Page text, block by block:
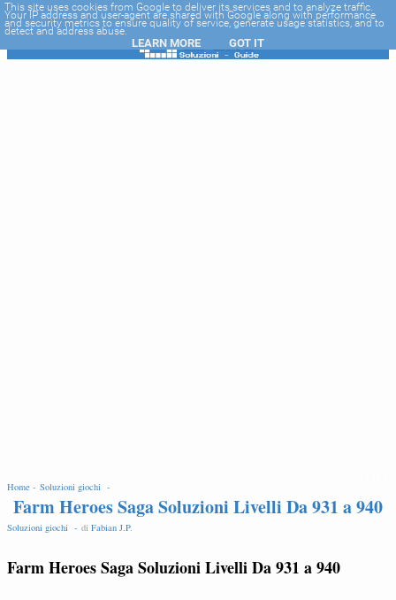
-->
Home - Soluzioni giochi -
Farm Heroes Saga Soluzioni Livelli Da 931 a 940
Soluzioni giochi - di Fabian J.P.
Farm Heroes Saga Soluzioni Livelli Da 931 a 940
This site uses cookies from Google to deliver its services and to analyze traffic.
Your IP address and user-agent are shared with Google along with performance
and security metrics to ensure quality of service, generate usage statistics, and to
detect and address abuse.
LEARN MORE GOT IT